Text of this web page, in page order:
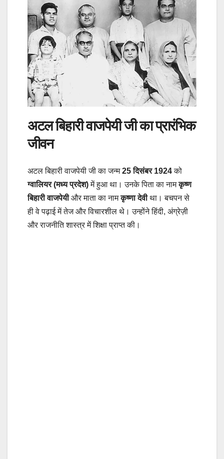
अटल बिहारी वाजपेयी जी का प्रारंभिक
जीवन
अटल बिहारी वाजपेयी जी का जन्म25 दिसंबर 1924को
ग्वालियर (मध्य प्रदेश)में हुआ था। उनके पिता का नामकृष्ण
बिहारी वाजपेयीऔर माता का नामकृष्णा देवीथा। बचपन से
ही वे पढ़ाई में तेज और विचारशील थे। उन्होंने हिंदी, अंग्रेज़ी
और राजनीति शास्त्र में शिक्षा प्राप्त की।